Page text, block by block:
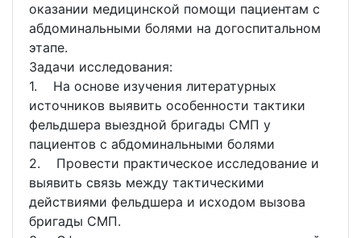
оказании медицинской помощи пациентам с
абдоминальными болями на догоспитальном
этапе.
Задачи исследования:
1. На основе изучения литературных
источников выявить особенности тактики
фельдшера выездной бригады СМП у
пациентов с абдоминальными болями
2. Провести практическое исследование и
выявить связь между тактическими
действиями фельдшера и исходом вызова
бригады СМП.